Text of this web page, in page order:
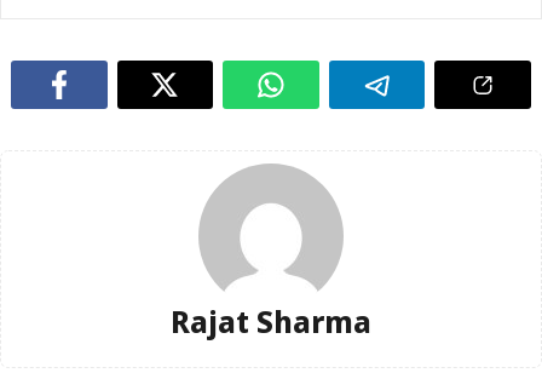
Rajat Sharma